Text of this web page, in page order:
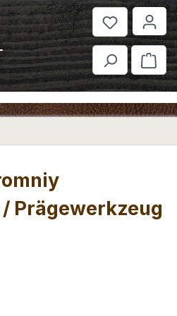
Prägewerkzeug